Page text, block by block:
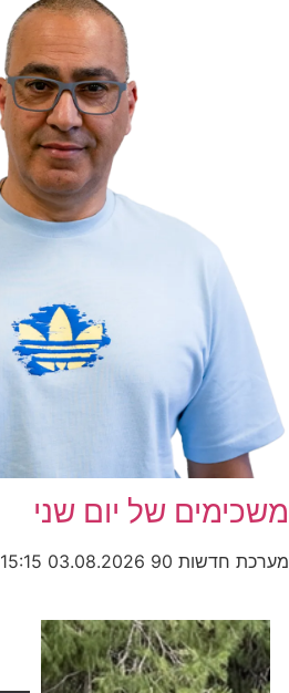
משכימים של יום שני
מערכת חדשות 90 03.08.2026
15:15